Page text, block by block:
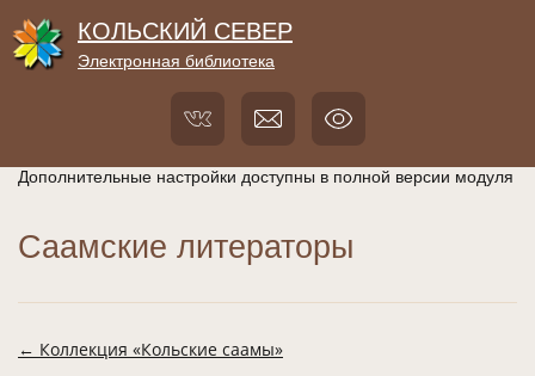
КОЛЬСКИЙ СЕВЕР
Электронная библиотека
Дополнительные настройки доступны в полной версии модуля
Саамские литераторы
← Коллекция «Кольские саамы»